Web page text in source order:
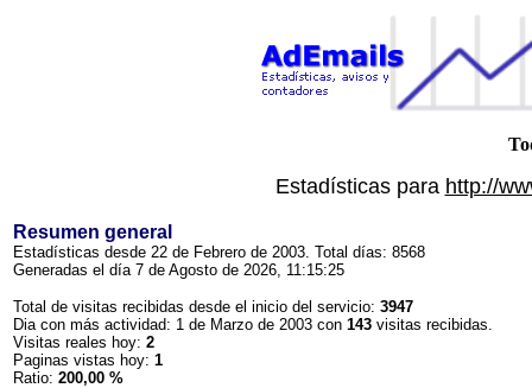
Estadísticas para http://
Resumen general
Estadísticas desde 22 de Febrero de 2003. Total días: 8568
Generadas el día 7 de Agosto de 2026, 11:15:25
Total de visitas recibidas desde el inicio del servicio: 3947
Dia con más actividad: 1 de Marzo de 2003 con 143 visitas recibidas.
Visitas reales hoy: 2
Paginas vistas hoy: 1
Ratio: 200,00 %